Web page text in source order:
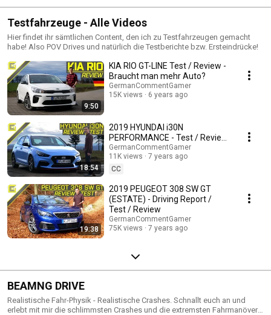
Testfahrzeuge - Alle Videos
Hier findet ihr sämtlichen Content, den ich zu Testfahrzeugen gemacht
habe! Also POV Drives und natürlich die Testberichte bzw. Ersteindrücke!
9:50
KIA RIO GT-LINE Test / Review -
Braucht man mehr Auto?
GermanCommentGamer
15K views
6 years ago
18:54
2019 HYUNDAI i30N
PERFORMANCE - Test / Review
| 275 HP Hot Hatch
GermanCommentGamer
11K views
7 years ago
CC
19:38
2019 PEUGEOT 308 SW GT
(ESTATE) - Driving Report /
Test / Review
GermanCommentGamer
75K views
7 years ago
BEAMNG DRIVE
Realistische Fahr-Physik - Realistische Crashes. Schnallt euch an und
erlebt mit mir die schlimmsten Crashes und die extremsten Fahrmanöver.